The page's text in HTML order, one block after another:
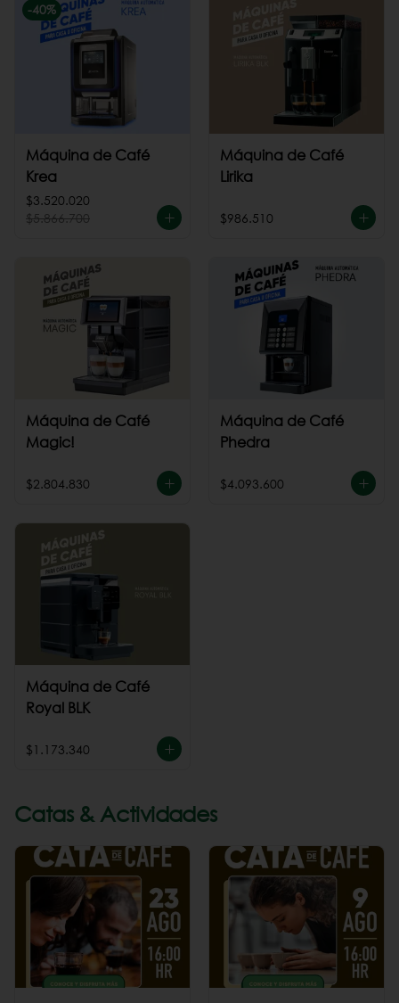
-40%
Máquina de Café
Krea
$3.520.020
$5.866.700
Máquina de Café
Lirika
$986.510
Máquina de Café
Magic!
$2.804.830
Máquina de Café
Phedra
$4.093.600
Máquina de Café
Royal BLK
$1.173.340
Catas & Actividades